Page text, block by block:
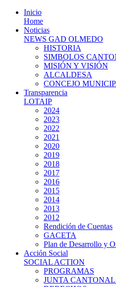
Inicio
Home
Noticias
NEWS GAD OLMEDO
HISTORIA
SIMBOLOS
MISIÓN Y VISIÓN
ALCALDESA
CONCEJO
Transparencia
LOTAIP
2024
2023
2022
2021
2020
2019
2018
2017
2016
2015
2014
2013
2012
Rendición de Cuentas
GACETA
Plan de Desarrollo y
Acción Social
SOCIAL ACTION
PROGRAMAS
JUNTA